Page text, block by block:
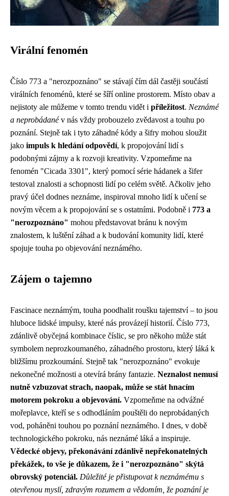
Virální fenomén
Číslo 773 a "nerozpoznáno" se stávají čím dál častěji součástí
virálních fenoménů, které se šíří online prostorem. Místo obav a
nejistoty ale můžeme v tomto trendu vidět i příležitost. Neznámé
a neprobádanév nás vždy probouzelo zvědavost a touhu po
poznání. Stejně tak i tyto záhadné kódy a šifry mohou sloužit
jako impuls k hledání odpovědí, k propojování lidí s
podobnými zájmy a k rozvoji kreativity. Vzpomeňme na
fenomén "Cicada 3301", který pomocí série hádanek a šifer
testoval znalosti a schopnosti lidí po celém světě. Ačkoliv jeho
pravý účel dodnes neznáme, inspiroval mnoho lidí k učení se
novým věcem a k propojování se s ostatními. Podobně i 773 a
"nerozpoznáno" mohou představovat bránu k novým
znalostem, k luštění záhad a k budování komunity lidí, které
spojuje touha po objevování neznámého.
Zájem o tajemno
Fascinace neznámým, touha poodhalit roušku tajemství – to jsou
hluboce lidské impulsy, které nás provázejí historií. Číslo 773,
zdánlivě obyčejná kombinace číslic, se pro někoho může stát
symbolem neprozkoumaného, záhadného prostoru, který láká k
bližšímu prozkoumání. Stejně tak "nerozpoznáno" evokuje
nekonečné možnosti a otevírá brány fantazie. Neznalost nemusí
nutně vzbuzovat strach, naopak, může se stát hnacím
motorem pokroku a objevování. Vzpomeňme na odvážné
mořeplavce, kteří se s odhodláním pouštěli do neprobádaných
vod, poháněni touhou po poznání neznámého. I dnes, v době
technologického pokroku, nás neznámé láká a inspiruje.
Vědecké objevy, překonávání zdánlivě nepřekonatelných
překážek, to vše je důkazem, že i "nerozpoznáno" skýtá
obrovský potenciál. Důležité je přistupovat k neznámému s
otevřenou myslí, zdravým rozumem a vědomím, že poznání je